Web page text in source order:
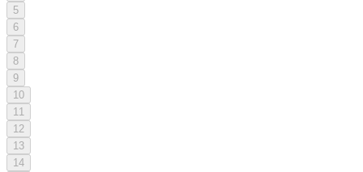
5
6
7
8
9
10
11
12
13
14